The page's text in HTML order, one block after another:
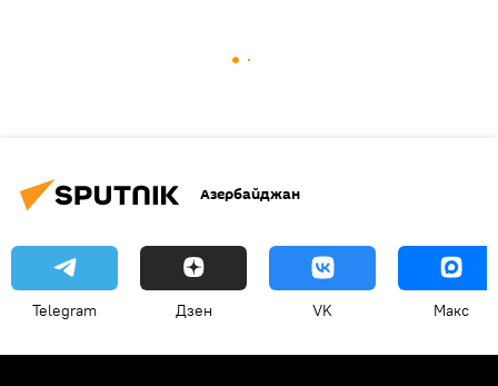
Азербайджан
Telegram Дзен VK Макс